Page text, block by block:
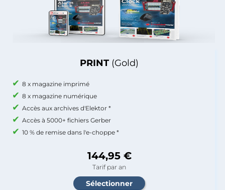
PRINT (Gold)
8 x magazine imprimé
8 x magazine numérique
Accès aux archives d'Elektor *
Accès à 5000+ fichiers Gerber
10 % de remise dans l'e-choppe *
144,95 €
Tarif par an